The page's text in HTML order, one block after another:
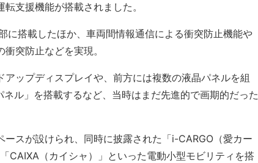
支援機能が搭載されました。
搭載したほか、車両間情報通信による衝突防止機能や
突防止などを実現。
ップディスプレイや、前方には複数の液晶パネルを組
ル」を搭載するなど、当時はまだ先進的で画期的だった
スが設けられ、同時に披露された「i-CARGO（愛カー
CAIXA（カイシャ）」といった電動小型モビリティを搭